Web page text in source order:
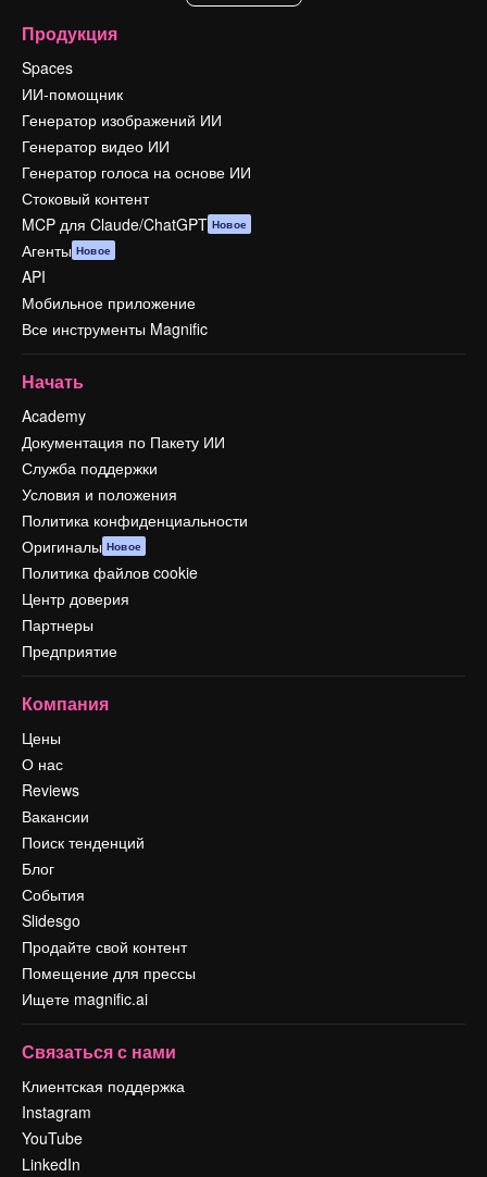
Продукция
Spaces
ИИ-помощник
Генератор изображений ИИ
Генератор видео ИИ
Генератор голоса на основе ИИ
Стоковый контент
MCP для Claude/ChatGPT Новое
Агенты Новое
API
Мобильное приложение
Все инструменты Magnific
Начать
Academy
Документация по Пакету ИИ
Служба поддержки
Условия и положения
Политика конфиденциальности
Оригиналы Новое
Политика файлов cookie
Центр доверия
Партнеры
Предприятие
Компания
Цены
О нас
Reviews
Вакансии
Поиск тенденций
Блог
События
Slidesgo
Продайте свой контент
Помещение для прессы
Ищете magnific.ai
Связаться с нами
Клиентская поддержка
Instagram
YouTube
LinkedIn